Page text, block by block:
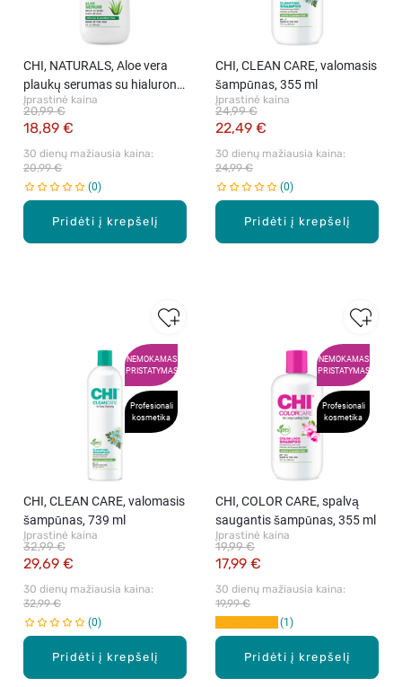
Pridėti į krepšelį
CHI, NATURALS, Aloe vera
plaukų serumas su hialurono
rūgštimi, 59 ml
Įprastinė kaina
18,89 €
20,99 €
30 dienų mažiausia kaina:
20,99 €
0
Pridėti į krepšelį
CHI, CLEAN CARE, valomasis
šampūnas, 355 ml
Įprastinė kaina
22,49 €
24,99 €
30 dienų mažiausia kaina:
24,99 €
0
NEMOKAMAS
PRISTATYMAS
Profesionali
kosmetika
Pridėti į krepšelį
CHI, CLEAN CARE, valomasis
šampūnas, 739 ml
Įprastinė kaina
29,69 €
32,99 €
30 dienų mažiausia kaina:
32,99 €
0
NEMOKAMAS
PRISTATYMAS
Profesionali
kosmetika
Pridėti į krepšelį
CHI, COLOR CARE, spalvą
saugantis šampūnas, 355 ml
Įprastinė kaina
17,99 €
19,99 €
30 dienų mažiausia kaina:
19,99 €
1